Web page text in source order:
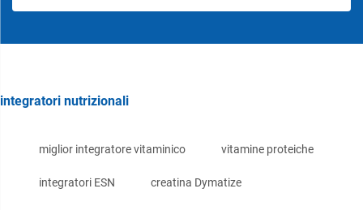
integratori nutrizionali
miglior integratore vitaminico vitamine proteiche
integratori ESN creatina Dymatize